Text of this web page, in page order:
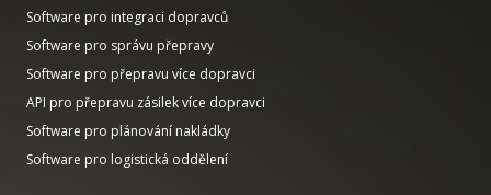
Software pro integraci dopravců
Software pro správu přepravy
Software pro přepravu více dopravci
API pro přepravu zásilek více dopravci
Software pro plánování nakládky
Software pro logistická oddělení